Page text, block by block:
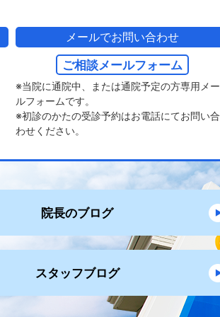
メールでお問い合わせ
ご相談メールフォーム
※当院に通院中、または通院予定の方専用メー
ルフォームです。
※初診のかたの受診予約はお電話にてお問い合
わせください。
院長のブログ
スタッフブログ